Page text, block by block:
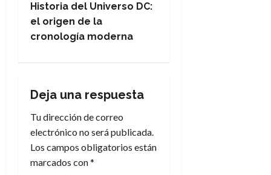
e
g
c
i
ó
n
Historia del Universo DC:
el origen de la
cronología moderna
Deja una respuesta
Tu dirección de correo
electrónico no será publicada.
Los campos obligatorios están
marcados con*